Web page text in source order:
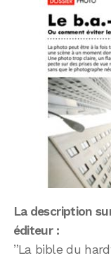
La description
éditeur :
”La bible du